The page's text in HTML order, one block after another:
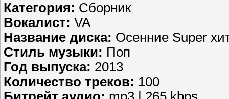
Категория: Сборник
Вокалист: VA
Название диска: Осенние Super
Стиль музыки: Поп
Год выпуска: 2013
Количество треков: 100